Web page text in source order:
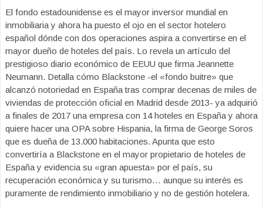
El fondo estadounidense es el mayor inversor mundial en
inmobiliaria y ahora ha puesto el ojo en el sector hotelero
español dónde con dos operaciones aspira a convertirse en el
mayor dueño de hoteles del país. Lo revela un artículo del
prestigioso diario económico de EEUU que firma Jeannette
Neumann. Detalla cómo Blackstone -el «fondo buitre» que
alcanzó notoriedad en España tras comprar decenas de miles de
viviendas de protección oficial en Madrid desde 2013- ya adquirió
a finales de 2017 una empresa con 14 hoteles en España y ahora
quiere hacer una OPA sobre Hispania, la firma de George Soros
que es dueña de 13.000 habitaciones. Apunta que esto
convertiría a Blackstone en el mayor propietario de hoteles de
España y evidencia su «gran apuesta» por el país, su
recuperación económica y su turismo… aunque su interés es
puramente de rendimiento inmobiliario y no de gestión hotelera.